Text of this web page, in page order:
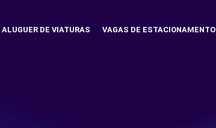
ALUGUER DE VIATURAS VAGAS DE ESTACIONAMENTO